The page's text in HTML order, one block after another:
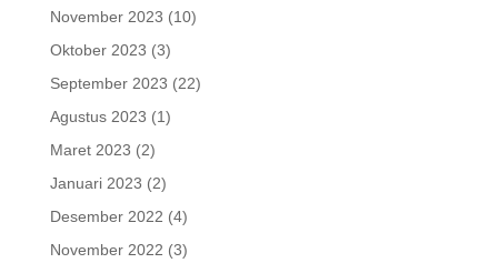
November 2023 (10)
Oktober 2023 (3)
September 2023 (22)
Agustus 2023 (1)
Maret 2023 (2)
Januari 2023 (2)
Desember 2022 (4)
November 2022 (3)